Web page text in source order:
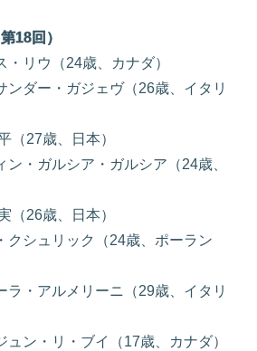
18回）
・リウ（24歳、カナダ）
ンダー・ガジェヴ（26歳、イタリ
歳、日本）
ン・ガルシア・ガルシア（24歳、
（26歳、日本）
リック（24歳、ポーラン
ラ・アルメリーニ（29歳、イタリ
ュン・リ・ブイ（17歳、カナダ）